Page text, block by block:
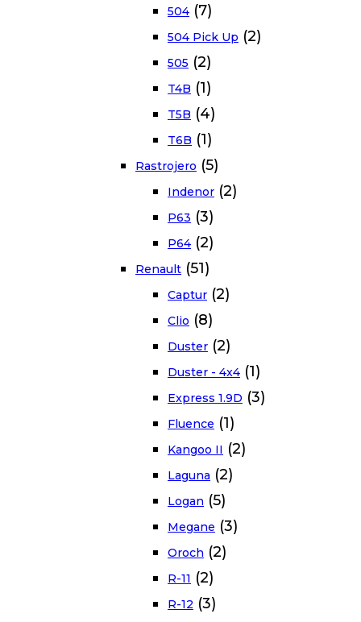
504 (7)
504 Pick Up (2)
505 (2)
T4B (1)
T5B (4)
T6B (1)
Rastrojero (5)
Indenor (2)
P63 (3)
P64 (2)
Renault (51)
Captur (2)
Clio (8)
Duster (2)
Duster - 4x4 (1)
Express 1.9D (3)
Fluence (1)
Kangoo II (2)
Laguna (2)
Logan (5)
Megane (3)
Oroch (2)
R-11 (2)
R-12 (3)